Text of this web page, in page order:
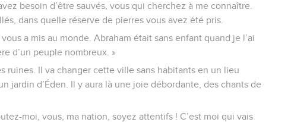
besoin d’être sauvés, vous qui cherchez à me connaître.
dans quelle réserve de pierres vous avez été pris.
a mis au monde. Abraham était sans enfant quand je l’ai
d’un peuple nombreux. »
ruines. Il va changer cette ville sans habitants en un lieu
jardin d’Éden. Il y aura là une joie débordante, des chants de
moi, vous, ma nation, soyez attentifs ! C’est moi qui vais